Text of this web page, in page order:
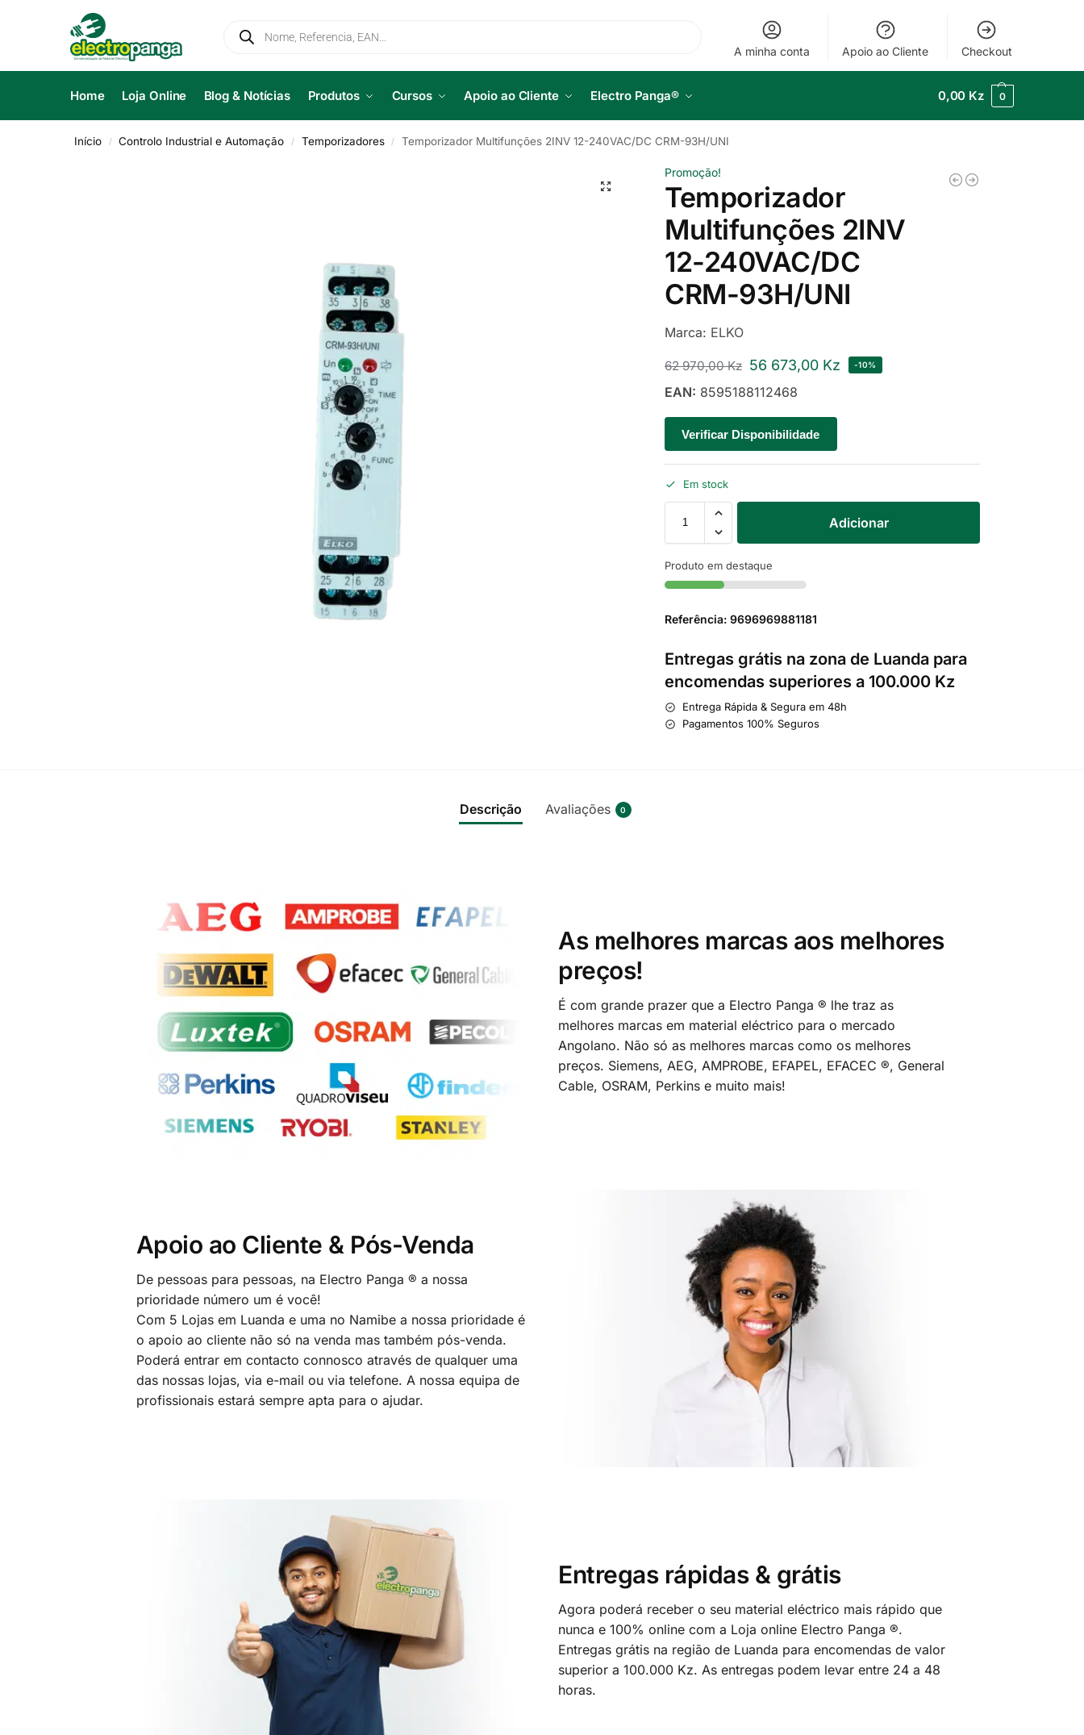
A minha conta Apoio ao Cliente Checkout
Home Loja Online Blog & Notícias Produtos Cursos Apoio ao Cliente Electro Panga® 0,00 Kz 0
Início / Controlo Industrial e Automação / Temporizadores / Temporizador Multifunções 2INV 12-240VAC/DC CRM-93H/UNI
Promoção!
Temporizador
Multifunções 2INV
12-240VAC/DC
CRM-93H/UNI
Marca: ELKO
62 970,00Kz 56 673,00 Kz -10%
EAN: 8595188112468
Verificar Disponibilidade
Em stock
Adicionar
Produto em destaque
Referência: 9696969881181
Entregas grátis na zona de Luanda para
encomendas superiores a 100.000 Kz
Entrega Rápida & Segura em 48h
Pagamentos 100% Seguros
Descrição Avaliações 0
As melhores marcas aos melhores
preços!
É com grande prazer que a Electro Panga ® lhe traz as
melhores marcas em material eléctrico para o mercado
Angolano. Não só as melhores marcas como os melhores
preços. Siemens, AEG, AMPROBE, EFAPEL, EFACEC ®, General
Cable, OSRAM, Perkins e muito mais!
Apoio ao Cliente & Pós-Venda
De pessoas para pessoas, na Electro Panga ® a nossa
prioridade número um é você!
Com 5 Lojas em Luanda e uma no Namibe a nossa prioridade é
o apoio ao cliente não só na venda mas também pós-venda.
Poderá entrar em contacto connosco através de qualquer uma
das nossas lojas, via e-mail ou via telefone. A nossa equipa de
profissionais estará sempre apta para o ajudar.
Entregas rápidas & grátis
Agora poderá receber o seu material eléctrico mais rápido que
nunca e 100% online com a Loja online Electro Panga ®.
Entregas grátis na região de Luanda para encomendas de valor
superior a 100.000 Kz. As entregas podem levar entre 24 a 48
horas.